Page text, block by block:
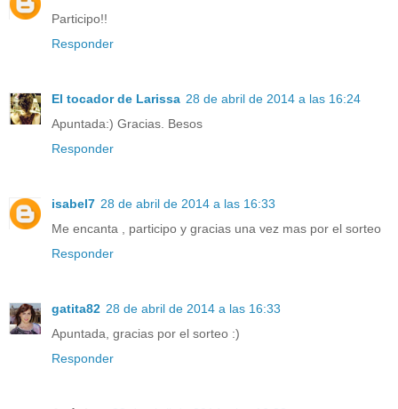
Participo!!
Responder
El tocador de Larissa 28 de abril de 2014 a las 16:24
Apuntada:) Gracias. Besos
Responder
isabel7 28 de abril de 2014 a las 16:33
Me encanta , participo y gracias una vez mas por el sorteo
Responder
gatita82 28 de abril de 2014 a las 16:33
Apuntada, gracias por el sorteo :)
Responder